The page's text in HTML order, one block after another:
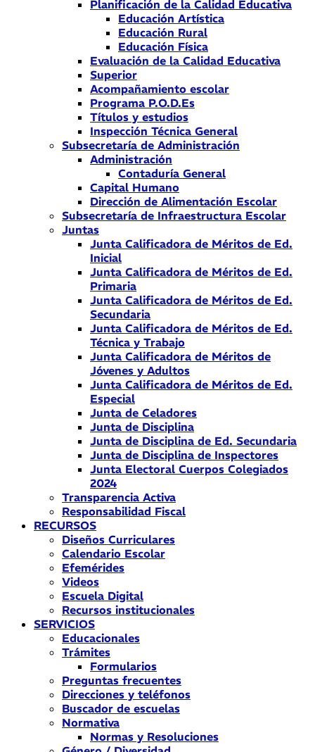
Planificación de la Calidad Educativa
Educación Artística
Educación Rural
Educación Física
Evaluación de la Calidad Educativa
Superior
Acompañamiento escolar
Programa P.O.D.Es
Títulos y estudios
Inspección Técnica General
Subsecretaría de Administración
Administración
Contaduría General
Capital Humano
Dirección de Alimentación Escolar
Subsecretaría de Infraestructura Escolar
Juntas
Junta Calificadora de Méritos de Ed.
Inicial
Junta Calificadora de Méritos de Ed.
Primaria
Junta Calificadora de Méritos de Ed.
Secundaria
Junta Calificadora de Méritos de Ed.
Técnica y Trabajo
Junta Calificadora de Méritos de
Jóvenes y Adultos
Junta Calificadora de Méritos de Ed.
Especial
Junta de Celadores
Junta de Disciplina
Junta de Disciplina de Ed. Secundaria
Junta de Disciplina de Inspectores
Junta Electoral Cuerpos Colegiados
2024
Transparencia Activa
Responsabilidad Fiscal
RECURSOS
Diseños Curriculares
Calendario Escolar
Efemérides
Videos
Escuela Digital
Recursos institucionales
SERVICIOS
Educacionales
Trámites
Formularios
Preguntas frecuentes
Direcciones y teléfonos
Buscador de escuelas
Normativa
Normas y Resoluciones